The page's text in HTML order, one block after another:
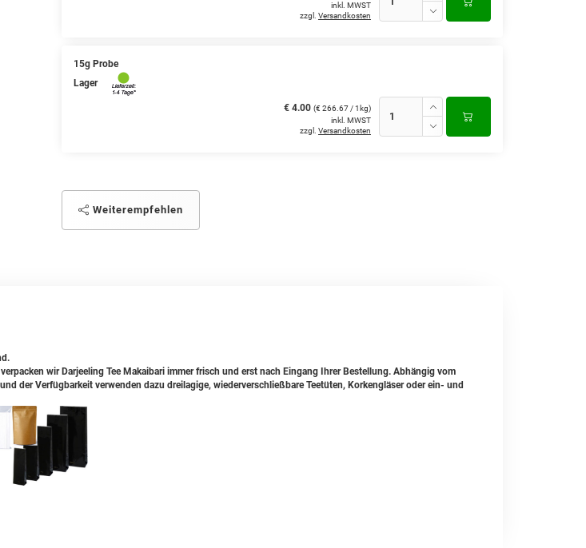
inkl. MWST
zzgl. Versandkosten
15g Probe
Lager
€ 4.00 (€ 266.67 / 1kg)
inkl. MWST
zzgl. Versandkosten
Weiterempfehlen
wir Darjeeling Tee Makaibari immer frisch und erst nach Eingang Ihrer Bestellung. Abhängig vom
der Verfügbarkeit verwenden dazu dreilagige, wiederverschließbare Teetüten, Korkengläser oder ein- und